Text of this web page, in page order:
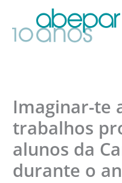
conteúdo
Imaginar-te
trabalhos
alunos da
durante o